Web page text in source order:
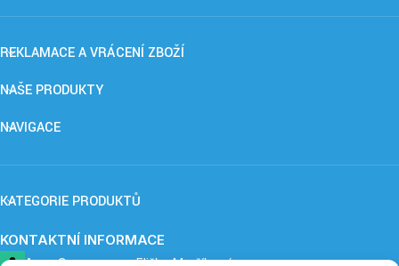
REKLAMACE A VRÁCENÍ ZBOŽÍ
NAŠE PRODUKTY
NAVIGACE
KATEGORIE PRODUKTŮ
KONTAKTNÍ INFORMACE